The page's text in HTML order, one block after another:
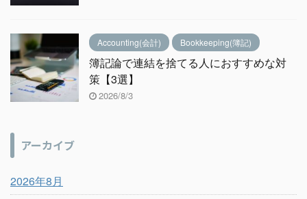
Accounting(会計) Bookkeeping(簿記)
簿記論で連結を捨てる人におすすめな対
策【3選】
2026/8/3
アーカイブ
2026年8月